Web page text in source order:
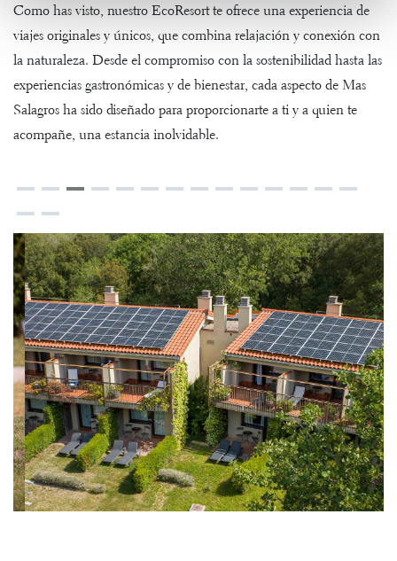
Como has visto, nuestro EcoResort te ofrece una experiencia de
viajes originales y únicos, que combina relajación y conexión con
la naturaleza. Desde el compromiso con la sostenibilidad hasta las
experiencias gastronómicas y de bienestar, cada aspecto de Mas
Salagros ha sido diseñado para proporcionarte a ti y a quien te
acompañe, una estancia inolvidable.